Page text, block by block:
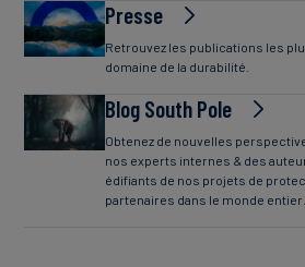
Presse
Retrouvez les publications les
domaine de la durabilité.
Blog South Pole
Obtenez de nouvelles
nos experts internes & des
édifiants de nos projets de
partenaires dans le monde entier.